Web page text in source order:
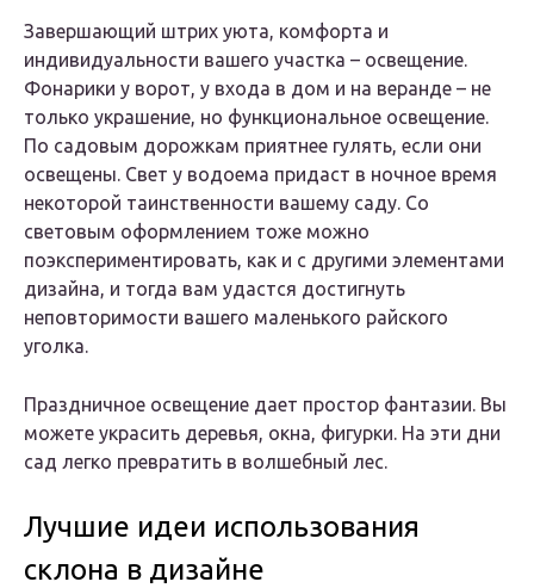
Завершающий штрих уюта, комфорта и
индивидуальности вашего участка – освещение.
Фонарики у ворот, у входа в дом и на веранде – не
только украшение, но функциональное освещение.
По садовым дорожкам приятнее гулять, если они
освещены. Свет у водоема придаст в ночное время
некоторой таинственности вашему саду. Со
световым оформлением тоже можно
поэкспериментировать, как и с другими элементами
дизайна, и тогда вам удастся достигнуть
неповторимости вашего маленького райского
уголка.
Праздничное освещение дает простор фантазии. Вы
можете украсить деревья, окна, фигурки. На эти дни
сад легко превратить в волшебный лес.
Лучшие идеи использования
склона в дизайне